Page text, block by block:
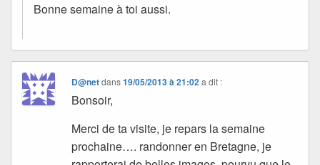
Bonne semaine à toi aussi.
D@netdans19/05/2013 à 21:02 a dit :
Bonsoir,
Merci de ta visite, je repars la semaine
prochaine…. randonner en Bretagne, je